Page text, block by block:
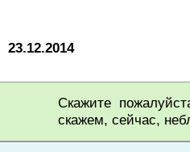
23.12.2014
Скажите
скажем, сейчас,